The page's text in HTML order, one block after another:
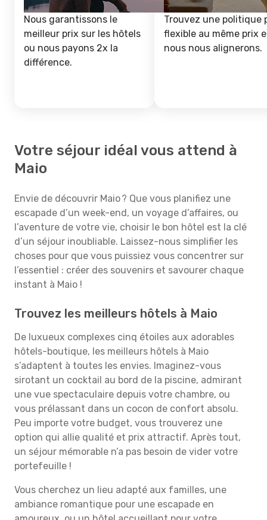
Nous garantissons le
meilleur prix sur les hôtels
ou nous payons 2x la
différence.
Trouvez une politique
flexible au même prix
nous nous alignerons.
Votre séjour idéal vous attend à
Maio
Envie de découvrir Maio ? Que vous planifiez une
escapade d’un week-end, un voyage d’affaires, ou
l’aventure de votre vie, choisir le bon hôtel est la clé
d’un séjour inoubliable. Laissez-nous simplifier les
choses pour que vous puissiez vous concentrer sur
l’essentiel : créer des souvenirs et savourer chaque
instant à Maio !
Trouvez les meilleurs hôtels à Maio
De luxueux complexes cinq étoiles aux adorables
hôtels-boutique, les meilleurs hôtels à Maio
s’adaptent à toutes les envies. Imaginez-vous
sirotant un cocktail au bord de la piscine, admirant
une vue spectaculaire depuis votre chambre, ou
vous prélassant dans un cocon de confort absolu.
Peu importe votre budget, vous trouverez une
option qui allie qualité et prix attractif. Après tout,
un séjour mémorable n’a pas besoin de vider votre
portefeuille !
Vous cherchez un lieu adapté aux familles, une
ambiance romantique pour une escapade en